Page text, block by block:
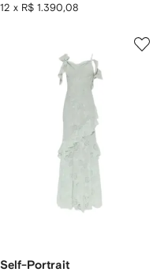
12 x R$ 1.390,08
Self-Portrait